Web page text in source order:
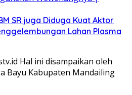
SR juga Diduga Kuat Aktor
Lahan Plasma
Hal ini disampaikan oleh
Bayu Kabupaten Mandailing